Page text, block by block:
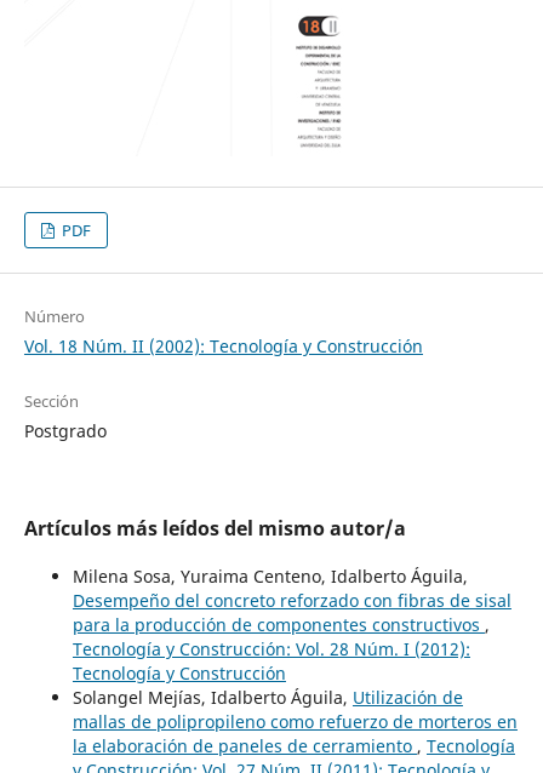
PDF
Número
Vol. 18 Núm. II (2002): Tecnología y Construcción
Sección
Postgrado
Artículos más leídos del mismo autor/a
Milena Sosa, Yuraima Centeno, Idalberto Águila,
Desempeño del concreto reforzado con fibras de sisal
para la producción de componentes constructivos ,
Tecnología y Construcción: Vol. 28 Núm. I (2012):
Tecnología y Construcción
Solangel Mejías, Idalberto Águila, Utilización de
mallas de polipropileno como refuerzo de morteros en
la elaboración de paneles de cerramiento , Tecnología